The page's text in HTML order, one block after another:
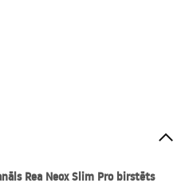
Rea Neox Slim Pro birstēts